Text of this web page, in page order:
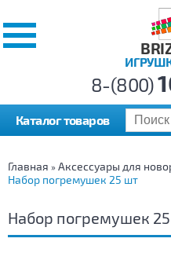
8-(800)
Каталог товаров
Главная » Аксессуары для
Набор погремушек 25 шт
Набор погремушек